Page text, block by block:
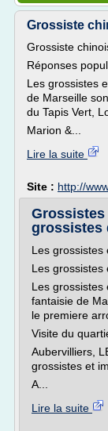
Grossiste
Grossiste
Réponses
Les grossistes
de Marseille
du Tapis Vert,
Marion &...
Lire la suite
Site : http://
Grossistes
grossistes
Les grossistes
Les grossistes
Les grossistes
fantaisie de
le premiere
Visite du
Aubervilliers,
grossistes et
A...
Lire la suite